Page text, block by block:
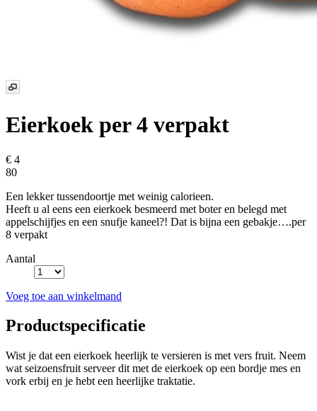
Eierkoek per 4 verpakt
€ 4
80
Een lekker tussendoortje met weinig calorieen.
Heeft u al eens een eierkoek besmeerd met boter en belegd met
appelschijfjes en een snufje kaneel?! Dat is bijna een gebakje….per
8 verpakt
Aantal
Voeg toe aan winkelmand
Productspecificatie
Wist je dat een eierkoek heerlijk te versieren is met vers fruit. Neem
wat seizoensfruit serveer dit met de eierkoek op een bordje mes en
vork erbij en je hebt een heerlijke traktatie.